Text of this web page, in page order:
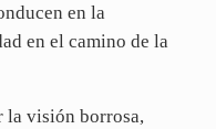
en la
en el camino de la
la visión borrosa,